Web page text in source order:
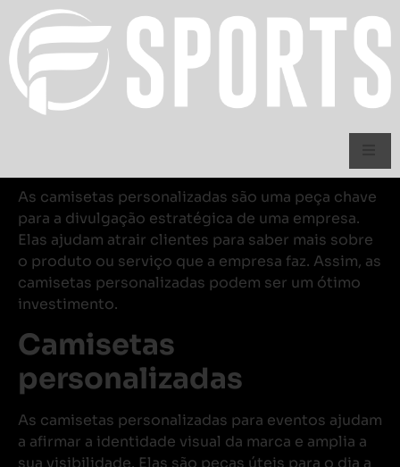
As camisetas personalizadas são uma peça chave
para a divulgação estratégica de uma empresa.
Elas ajudam atrair clientes para saber mais sobre
o produto ou serviço que a empresa faz. Assim, as
camisetas personalizadas podem ser um ótimo
investimento.
Camisetas
personalizadas
As camisetas personalizadas para eventos ajudam
a afirmar a identidade visual da marca e amplia a
sua visibilidade. Elas são peças úteis para o dia a